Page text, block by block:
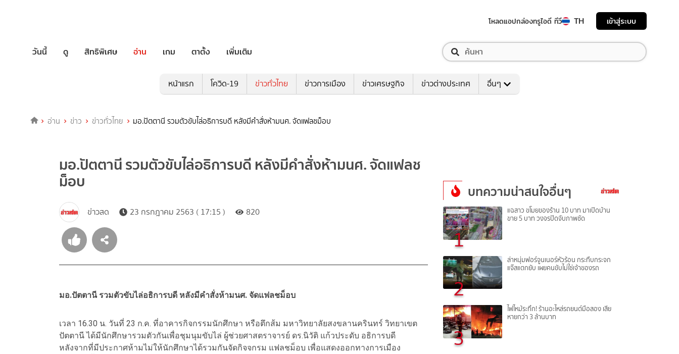
โหลดแอปกล่องทรูไอดี ทีวี TH เข้าสู่ระบบ
วันนี้ ดู สิทธิพิเศษ อ่าน เกม ตาตั้ง เพิ่มเติม
หน้าแรก โควิด-19 ข่าวทั่วไทย ข่าวการเมือง ข่าวเศรษฐกิจ ข่าวต่างประเทศ อื่นๆ
อ่าน ข่าว ข่าวทั่วไทย มอ.ปัตตานี รวมตัวขับไล่อธิการบดี หลังมีคำสั่งห้ามนศ. จัดแฟลชม็อบ
มอ.ปัตตานี รวมตัวขับไล่อธิการบดี หลังมีคำสั่งห้ามนศ. จัดแฟลช
ม็อบ
ข่าวสด 23 กรกฎาคม 2563 ( 17:15 ) 820
มอ.ปัตตานี รวมตัวขับไล่อธิการบดี หลังมีคำสั่งห้ามนศ. จัดแฟลชม็อบ
เวลา 16.30 น. วันที่ 23 ก.ค. ที่อาคารกิจกรรมนักศึกษา หรือตึกส้ม มหาวิทยาลัยสงขลานครินทร์ วิทยาเขต
ปัตตานี ได้มีนักศึกษารวมตัวกันเพื่อชุมนุมขับไล่ ผู้ช่วยศาสตราจารย์ ดร.นิวัติ แก้วประดับ อธิการบดี
หลังจากที่มีประกาศห้ามไม่ให้นักศึกษาได้รวมกันจัดกิจจกรม แฟลชม็อบ เพื่อแสดงออกทางการเมือง
บทความน่าสนใจอื่นๆ
1
แฉสาว ขโมยของร้าน 10 บาท มาเปิดบ้าน
ขาย 5 บาท วงจรปิดจับภาพชัด
2
ล่าหนุ่มฟอร์จูนเนอร์หัวร้อน กระทืบกระจก
แจ๊สแตกยับ เผยคนขับไม่ใช่เจ้าของรถ
3
ไฟไหม้ระทึก! ร้านอะไหล่รถยนต์มือสอง เสีย
หายกว่า 3 ล้านบาท